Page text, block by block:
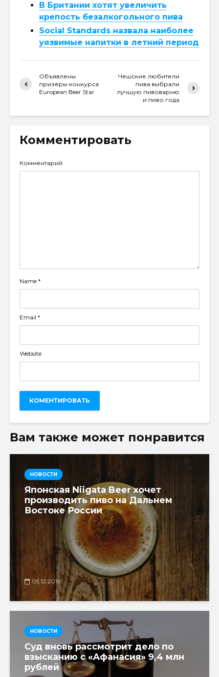
В Британии хотят увеличить
крепость безалкогольного пива
Social Standards назвала наиболее
уязвимые напитки в летний период
Объявлены
призёры конкурса
European Beer Star
Чешские любители
пива выбрали
лучшую пивоварню
и пиво года
Комментировать
Комментарий
Name *
Email *
Website
Вам также может понравится
НОВОСТИ
Японская Niigata Beer хочет
производить пиво на Дальнем
Востоке России
05.12.2019
НОВОСТИ
Суд вновь рассмотрит дело по
взысканию с «Афанасия» 9,4 млн
рублей